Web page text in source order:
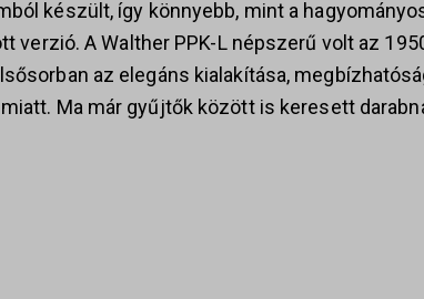
készült, így könnyebb, mint a
verzió. A Walther PPK-L népszerű volt az
az elegáns kialakítása,
Ma már gyűjtők között is keresett